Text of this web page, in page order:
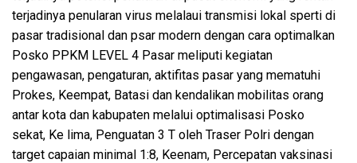
terjadinya penularan virus melalaui transmisi lokal sperti di
pasar tradisional dan psar modern dengan cara optimalkan
Posko PPKM LEVEL 4 Pasar meliputi kegiatan
pengawasan, pengaturan, aktifitas pasar yang mematuhi
Prokes, Keempat, Batasi dan kendalikan mobilitas orang
antar kota dan kabupaten melalui optimalisasi Posko
sekat, Ke lima, Penguatan 3 T oleh Traser Polri dengan
target capaian minimal 1:8, Keenam, Percepatan vaksinasi